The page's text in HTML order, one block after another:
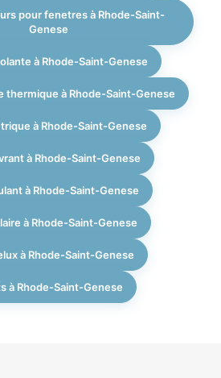
pour fenetres à Rhode-Saint-
Genese
à Rhode-Saint-Genese
thermique à Rhode-Saint-Genese
à Rhode-Saint-Genese
à Rhode-Saint-Genese
à Rhode-Saint-Genese
à Rhode-Saint-Genese
à Rhode-Saint-Genese
à Rhode-Saint-Genese